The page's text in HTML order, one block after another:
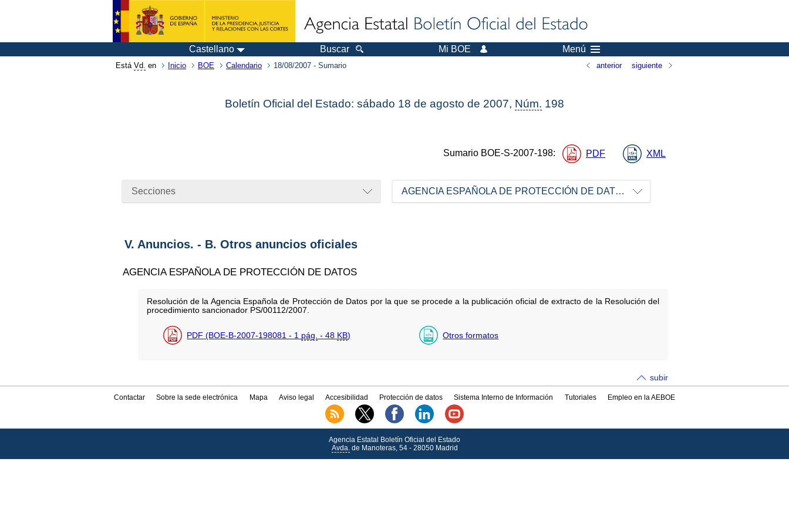
Castellano Buscar Mi BOE Menú
Está Vd. en Inicio BOE Calendario 18/08/2007 - Sumario anterior siguiente
Boletín Oficial del Estado: sábado 18 de agosto de 2007, Núm. 198
Sumario BOE-S-2007-198: PDF XML
Secciones AGENCIA ESPAÑOLA DE PROTECCIÓN DE DATOS
V. Anuncios. - B. Otros anuncios oficiales
AGENCIA ESPAÑOLA DE PROTECCIÓN DE DATOS
Resolución de la Agencia Española de Protección de Datos por la que se procede a la publicación oficial de extracto de la Resolución del
procedimiento sancionador PS/00112/2007.
PDF (BOE-B-2007-198081 - 1 pág. - 48 KB) Otros formatos
subir
Contactar Sobre la sede electrónica Mapa Aviso legal Accesibilidad Protección de datos Sistema Interno de Información Tutoriales Empleo en la AEBOE
Agencia Estatal Boletín Oficial del Estado
Avda.de Manoteras, 54 - 28050 Madrid